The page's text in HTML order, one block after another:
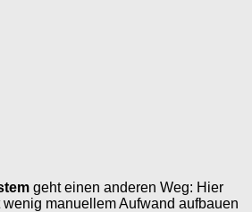
geht einen anderen Weg: Hier
manuellem Aufwand aufbauen